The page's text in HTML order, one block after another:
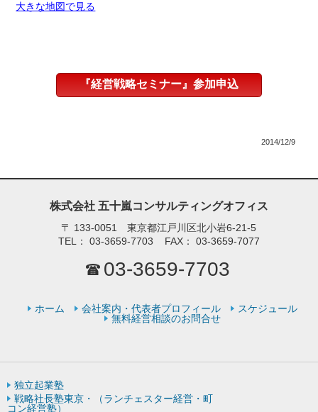
大きな地図で見る
『経営戦略セミナー』参加申込
2014/12/9
株式会社 五十嵐コンサルティングオフィス
〒 133-0051 東京都江戸川区北小岩6-21-5
TEL：
03-3659-7703 FAX： 03-3659-7077
03-3659-7703
ホーム 会社案内・代表者プロフィール
スケジュール
無料経営相談のお問合せ
独立起業塾
戦略社長塾東京・（ランチェスター経営・町
コン経営塾）